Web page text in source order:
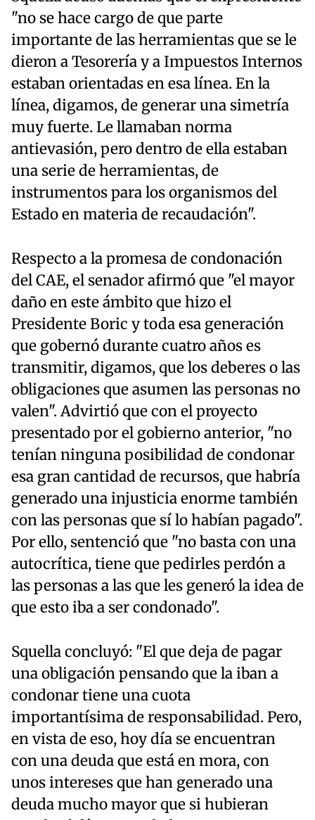
"no se hace cargo de que parte
importante de las herramientas que se le
dieron a Tesorería y a Impuestos Internos
estaban orientadas en esa línea. En la
línea, digamos, de generar una simetría
muy fuerte. Le llamaban norma
antievasión, pero dentro de ella estaban
una serie de herramientas, de
instrumentos para los organismos del
Estado en materia de recaudación".
Respecto a la promesa de condonación
del CAE, el senador afirmó que "el mayor
daño en este ámbito que hizo el
Presidente Boric y toda esa generación
que gobernó durante cuatro años es
transmitir, digamos, que los deberes o las
obligaciones que asumen las personas no
valen". Advirtió que con el proyecto
presentado por el gobierno anterior, "no
tenían ninguna posibilidad de condonar
esa gran cantidad de recursos, que habría
generado una injusticia enorme también
con las personas que sí lo habían pagado".
Por ello, sentenció que "no basta con una
autocrítica, tiene que pedirles perdón a
las personas a las que les generó la idea de
que esto iba a ser condonado".
Squella concluyó: "El que deja de pagar
una obligación pensando que la iban a
condonar tiene una cuota
importantísima de responsabilidad. Pero,
en vista de eso, hoy día se encuentran
con una deuda que está en mora, con
unos intereses que han generado una
deuda mucho mayor que si hubieran